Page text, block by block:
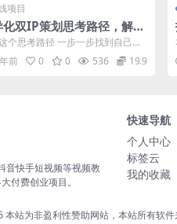
项目
化双IP策划思考路径，解决
流量+变现问题（精华笔
个思考路径 一步一步找到自己的
定位 这是一篇笔记 完整记录了 策
前 0 0 536 19.9
音快手短视频等视频教
付费创业项目。
快速导航
个人中心
标签云
我的收藏
本站为非盈利性赞助网站，本站所有软